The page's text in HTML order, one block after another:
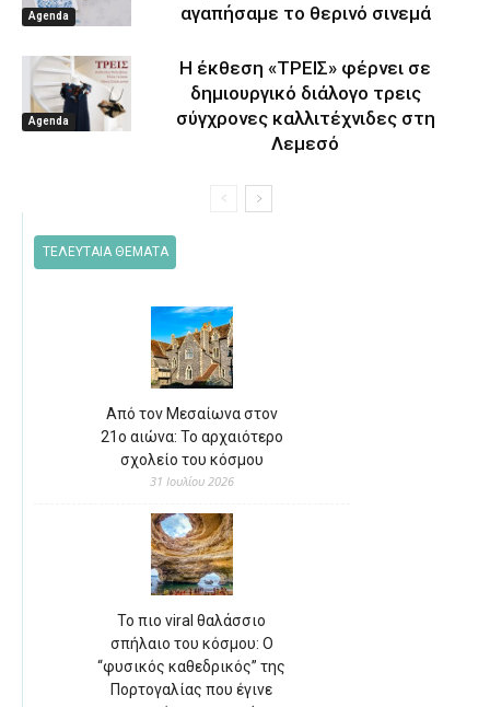
Agenda
αγαπήσαμε το θερινό σινεμά
Agenda
Η έκθεση «ΤΡΕΙΣ» φέρνει σε
δημιουργικό διάλογο τρεις
σύγχρονες καλλιτέχνιδες στη
Λεμεσό
ΤΕΛΕΥΤΑΙΑ ΘΕΜΑΤΑ
Από τον Μεσαίωνα στον
21ο αιώνα: Το αρχαιότερο
σχολείο του κόσμου
31 Ιουλίου 2026
Το πιο viral θαλάσσιο
σπήλαιο του κόσμου: Ο
“φυσικός καθεδρικός” της
Πορτογαλίας που έγινε